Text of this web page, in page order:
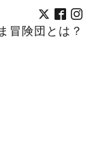
冒険団とは？